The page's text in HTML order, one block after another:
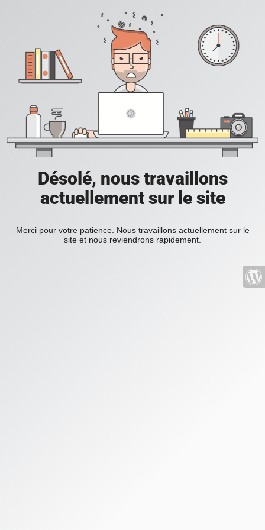
Désolé, nous travaillons
actuellement sur le site
Merci pour votre patience. Nous travaillons actuellement sur le
site et nous reviendrons rapidement.